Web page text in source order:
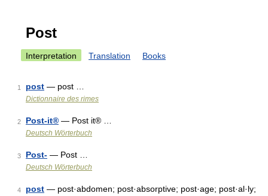
Post
Interpretation Translation Books
1 post — post …
Dictionnaire des rimes
2 Post-it® — Post it® …
Deutsch Wörterbuch
3 Post- — Post …
Deutsch Wörterbuch
4 post — post·abdomen; post·absorptive; post·age; post·al·ly;